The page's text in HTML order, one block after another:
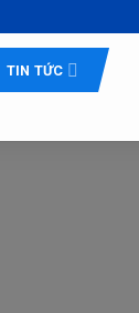
Tứ Minh - Inox
TIN TỨC